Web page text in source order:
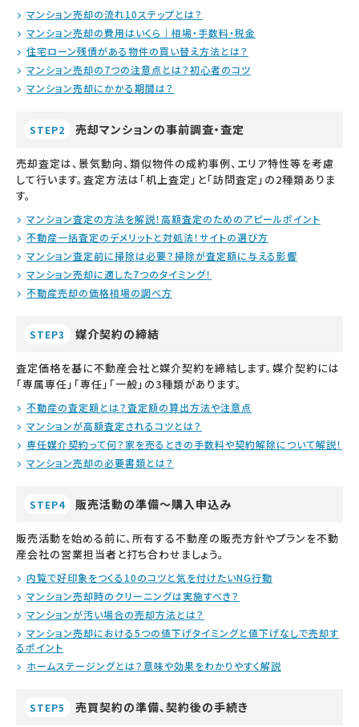
マンション売却の流れ10ステップとは？
マンション売却の費用はいくら｜相場・手数料・税金
住宅ローン残債がある物件の買い替え方法とは？
マンション売却の7つの注意点とは？初心者のコツ
マンション売却にかかる期間は？
STEP2 売却マンションの事前調査・査定
売却査定は、景気動向、類似物件の成約事例、エリア特性等を考慮
して行います。査定方法は「机上査定」と「訪問査定」の2種類ありま
す。
マンション査定の方法を解説！高額査定のためのアピールポイント
不動産一括査定のデメリットと対処法！サイトの選び方
マンション査定前に掃除は必要？掃除が査定額に与える影響
マンション売却に適した7つのタイミング！
不動産売却の価格相場の調べ方
STEP3 媒介契約の締結
査定価格を基に不動産会社と媒介契約を締結します。媒介契約には
「専属専任」「専任」「一般」の3種類があります。
不動産の査定額とは？査定額の算出方法や注意点
マンションが高額査定されるコツとは？
専任媒介契約って何？家を売るときの手数料や契約解除について解説！
マンション売却の必要書類とは？
STEP4 販売活動の準備～購入申込み
販売活動を始める前に、所有する不動産の販売方針やプランを不動
産会社の営業担当者と打ち合わせましょう。
内覧で好印象をつくる10のコツと気を付けたいNG行動
マンション売却時のクリーニングは実施すべき？
マンションが汚い場合の売却方法とは？
マンション売却における5つの値下げタイミングと値下げなしで売却す
るポイント
ホームステージングとは？意味や効果をわかりやすく解説
STEP5 売買契約の準備、契約後の手続き